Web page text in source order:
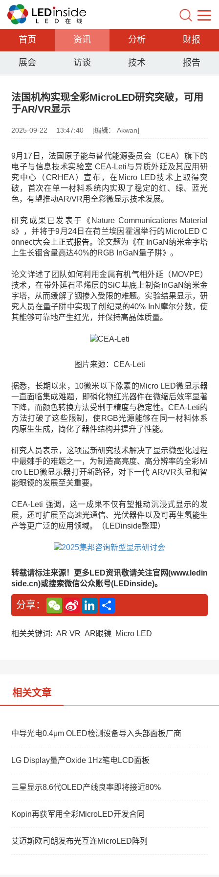
首页 资讯 分析 财报
展会 访谈 技术 报告
法国机构实现全彩MicroLED研究突破，可用
于AR/VR显示
2025-09-22 13:47:40 [编辑： Akwan]
9月17日，法国原子能与替代能源委员会（CEA）旗下的
电子与信息技术实验室 CEA-Leti与异质外延及其应用研
究中心（CRHEA）宣布，在Micro LED技术上取得突
破，首次在单一材料系统内实现了稳定的红、绿、蓝光
色，有望推动AR/VR用全彩微显示技术发展。
研究成果已发表于《Nature Communications Material
s》，并将于9月24日在荷兰埃因霍温举行的MicroLED C
onnect大会上正式报告。论文题为《在 InGaN纳米金字塔
上生长铟含量高达40%的RGB InGaN量子阱》。
论文详述了团队如何利用金属有机气相外延（MOVPE）
技术，在带外延石墨烯层的SiC基底上制备InGaN纳米金
字塔，从而缓解了铟掺入受限的难题。实验结果显示，研
究人员在量子阱中实现了创纪录的40% InN摩尔分数，使
其能够可靠地产生红光，并保持高晶体质量。
图片来源：CEA-Leti
据悉，长期以来，10微米以下像素的Micro LED微显示器
一直面临集成难题，即磷化物红光器件在微缩后效率显著
下降，而颜色转换方法受制于精度与稳定性。CEA-Leti的
方法打破了这些限制，使RGB光源能够在同一材料体系
内原生生成，简化了器件结构并提升了性能。
研究人员表示，这项最新研究技术解决了显示微型化过程
中最棘手的难题之一，为制造高亮度、高分辨率的全彩Mi
cro LED微显示器打开新路径，对下一代 AR/VR头显和智
能眼镜的发展至关重要。
CEA-Leti 强调，这一成果不仅有望推动沉浸式显示的发
展，还可扩展至高速光通信、光伏器件以及可再生氢能生
产等更广泛的应用领域。（LEDinside整理）
转载请标注来源！更多LED资讯敬请关注官网(www.ledin
side.cn)或搜索微信公众账号(LEDinside)。
分享：
W
e
C
a
S
n
W
L
n
e
相关关键词: AR VR AR眼镜 Micro LED
相关文章
中导光电0.4μm OLED检测设备导入头部面板厂商
LG Display量产Oxide 1Hz笔电LCD面板
三星显示8.6代OLED产线良率即将接近80%
Kopin再获军用全彩MicroLED开发合同
艾迈斯欧司朗发布光互连MicroLED阵列